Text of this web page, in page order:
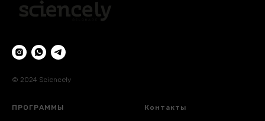
© 2024 Sciencely
ПРОГРАММЫ Контакты